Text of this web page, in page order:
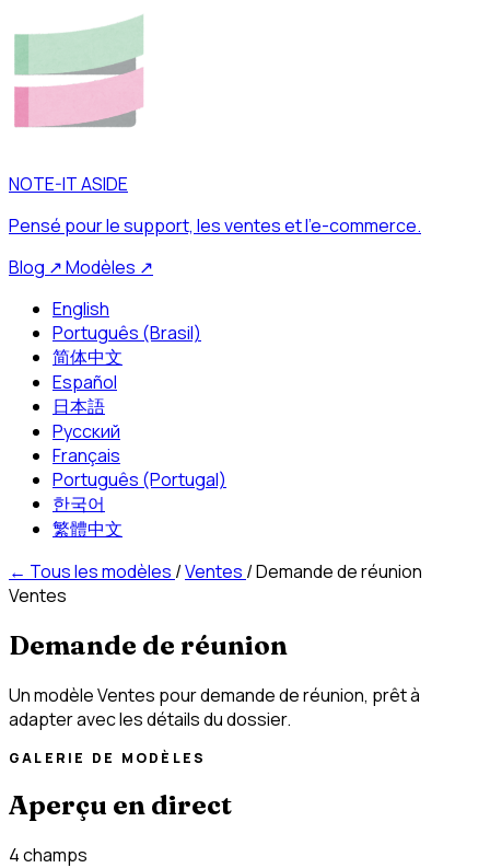
NOTE-IT ASIDE
Pensé pour le support, les ventes et l’e-commerce.
Blog ↗Modèles ↗
English
Português (Brasil)
简体中文
Español
日本語
Русский
Français
Português (Portugal)
한국어
繁體中文
← Tous les modèles /Ventes /Demande de réunion
Ventes
Demande de réunion
Un modèle Ventes pour demande de réunion, prêt à
adapter avec les détails du dossier.
GALERIE DE MODÈLES
Aperçu en direct
4 champs